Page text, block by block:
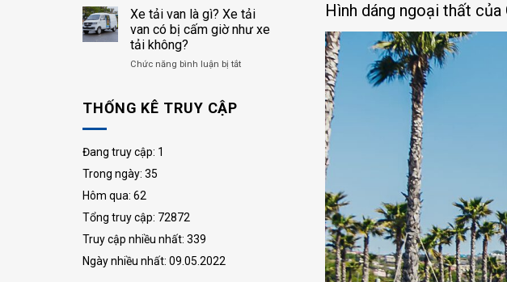
chuỗi
trải
nghiệm
Minibus
tải
van
có
hạn
Xe tải van là gì? Xe tải
van có bị cấm giờ như xe
tải không?
Chức năng bình luận bị tắtở
THỐNG KÊ TRUY CẬP
Đang truy cập: 1
Trong ngày: 35
Hôm qua: 62
Tổng truy cập: 72872
Truy cập nhiều nhất: 339
Ngày nhiều nhất: 09.05.2022
Hình dáng ngoại thất